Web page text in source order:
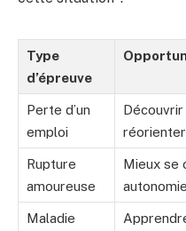
Type
d’épreuve
Perte d’un
emploi
réorienter
Rupture
amoureuse
Mieux se
autonomie
Maladie